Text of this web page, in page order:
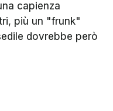
capienza
più un "frunk"
dovrebbe però